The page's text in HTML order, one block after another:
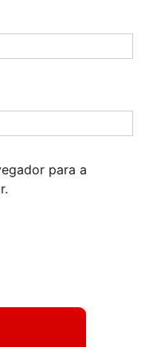
para a